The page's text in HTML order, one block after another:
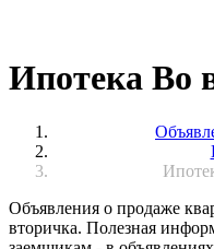
Ипотека Во
Объявления о продаже
вторичка. Полезная